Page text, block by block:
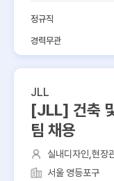
정규직
경력무관
JLL
[JLL] 건축
팀 채용
실내디자인,현장
서울 영등포구